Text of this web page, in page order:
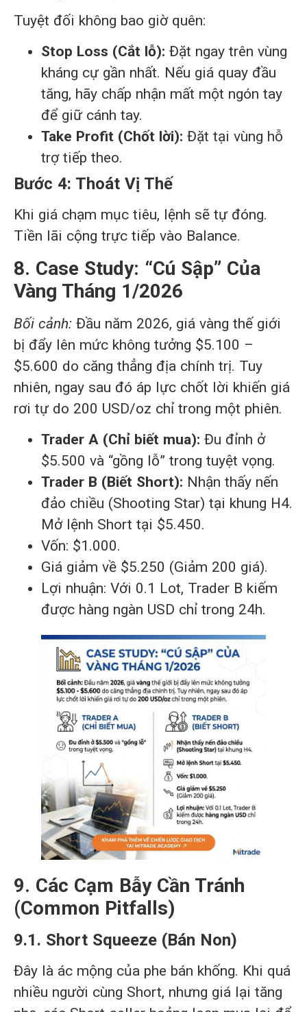
Tuyệt đối không bao giờ quên:
Stop Loss (Cắt lỗ): Đặt ngay trên vùng
kháng cự gần nhất. Nếu giá quay đầu
tăng, hãy chấp nhận mất một ngón tay
để giữ cánh tay.
Take Profit (Chốt lời): Đặt tại vùng hỗ
trợ tiếp theo.
Bước 4: Thoát Vị Thế
Khi giá chạm mục tiêu, lệnh sẽ tự đóng.
Tiền lãi cộng trực tiếp vào Balance.
8. Case Study: “Cú Sập” Của
Vàng Tháng 1/2026
Bối cảnh: Đầu năm 2026, giá vàng thế giới
bị đẩy lên mức không tưởng $5.100 –
$5.600 do căng thẳng địa chính trị. Tuy
nhiên, ngay sau đó áp lực chốt lời khiến giá
rơi tự do 200 USD/oz chỉ trong một phiên.
Trader A (Chỉ biết mua): Đu đỉnh ở
$5.500 và “gồng lỗ” trong tuyệt vọng.
Trader B (Biết Short): Nhận thấy nến
đảo chiều (Shooting Star) tại khung H4.
Mở lệnh Short tại $5.450.
Vốn: $1.000.
Giá giảm về $5.250 (Giảm 200 giá).
Lợi nhuận: Với 0.1 Lot, Trader B kiếm
được hàng ngàn USD chỉ trong 24h.
9. Các Cạm Bẫy Cần Tránh
(Common Pitfalls)
9.1. Short Squeeze (Bán Non)
Đây là ác mộng của phe bán khống. Khi quá
nhiều người cùng Short, nhưng giá lại tăng